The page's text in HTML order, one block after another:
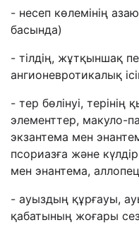
- несеп көлемінің
басында)
- тілдің, жұтқыншақ
ангионевротикалық
- тер бөлінуі,
элементтер, макуло-
экзантема мен
псориазға және
мен энантема,
- ауыздың құрғауы,
қабатының жоғары